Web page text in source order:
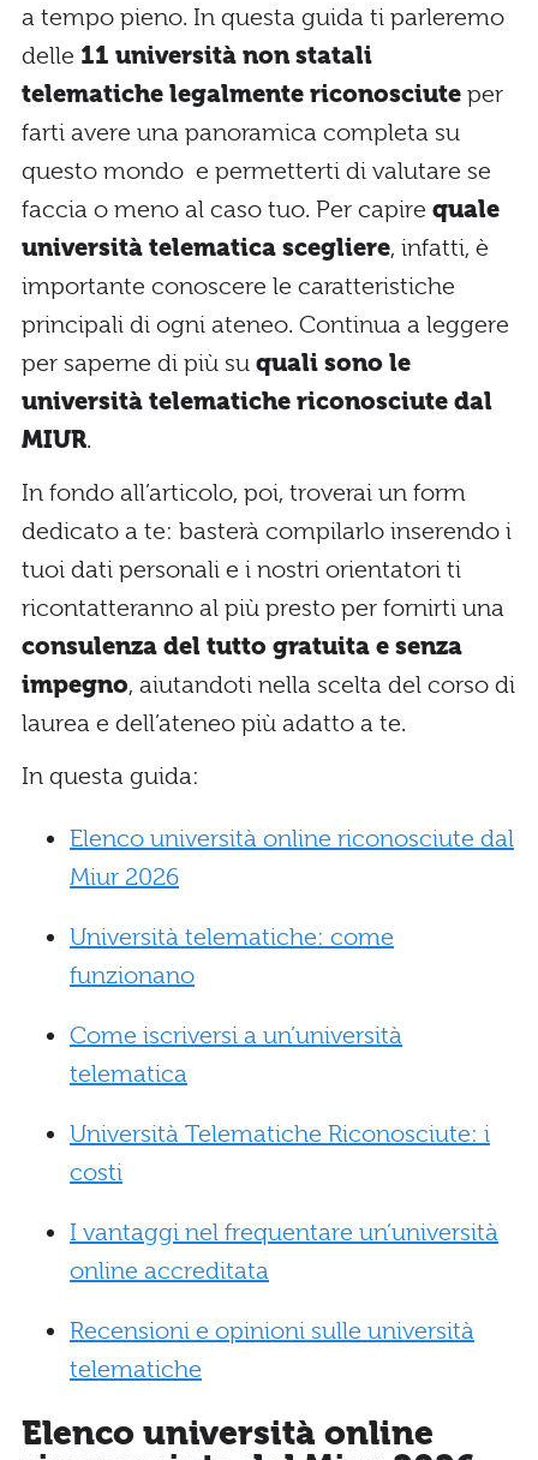
a tempo pieno. In questa guida ti parleremo
delle 11 università non statali
telematiche legalmente riconosciute per
farti avere una panoramica completa su
questo mondo e permetterti di valutare se
faccia o meno al caso tuo. Per capire quale
università telematica scegliere, infatti, è
importante conoscere le caratteristiche
principali di ogni ateneo. Continua a leggere
per saperne di più su quali sono le
università telematiche riconosciute dal
MIUR.
In fondo all’articolo, poi, troverai un form
dedicato a te: basterà compilarlo inserendo i
tuoi dati personali e i nostri orientatori ti
ricontatteranno al più presto per fornirti una
consulenza del tutto gratuita e senza
impegno, aiutandoti nella scelta del corso di
laurea e dell’ateneo più adatto a te.
In questa guida:
Elenco università online riconosciute dal
Miur 2026
Università telematiche: come
funzionano
Come iscriversi a un’università
telematica
Università Telematiche Riconosciute: i
costi
I vantaggi nel frequentare un’università
online accreditata
Recensioni e opinioni sulle università
telematiche
Elenco università online